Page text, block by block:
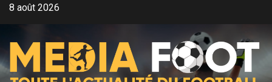
Aller8 août 2026